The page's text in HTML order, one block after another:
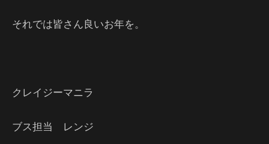
それでは皆さん良いお年を。
クレイジーマニラ
ブス担当 レンジ